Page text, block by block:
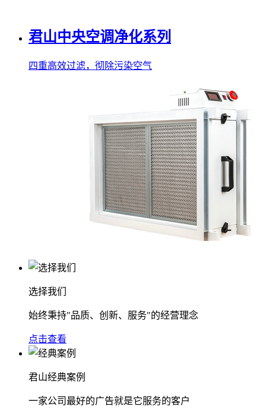
君山中央空调净化系列
四重高效过滤，彻除污染空气
选择我们
始终秉持"品质、创新、服务"的经营理念
点击查看
君山经典案例
一家公司最好的广告就是它服务的客户